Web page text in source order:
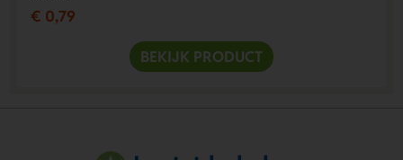
€ 0,79
BEKIJK PRODUCT